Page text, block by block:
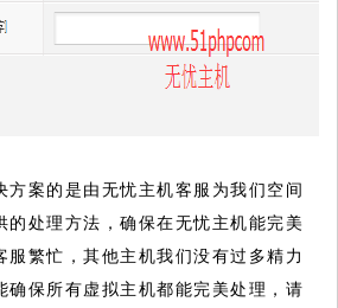
方案的是由无忧主机客服为我们空间
的处理方法，确保在无忧主机能完美
服繁忙，其他主机我们没有过多精力
确保所有虚拟主机都能完美处理，请